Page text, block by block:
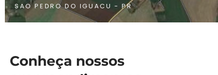
SAO PEDRO DO IGUACU - PR
Conheça nossos